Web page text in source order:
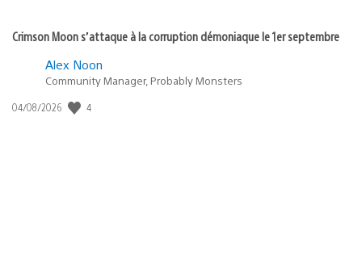
Crimson Moon s’attaque à la corruption démoniaque le 1er septembre
Alex Noon
Community Manager, Probably Monsters
Date
04/08/2026 4